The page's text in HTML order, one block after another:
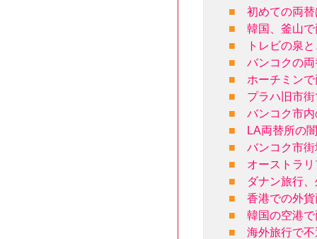
■
初めての両
■
韓国、釜山
■
トレビの泉
■
バンコクの
■
ホーチミン
■
プラハ旧市
■
バンコク市
■
LA両替所の
■
バンコク市
■
オーストラ
■
ダナン旅行
■
香港での外
■
韓国の空港
■
海外旅行で